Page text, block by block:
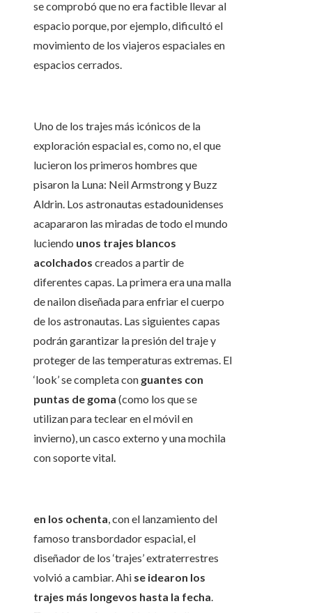
se comprobó que no era factible llevar al
espacio porque, por ejemplo, dificultó el
movimiento de los viajeros espaciales en
espacios cerrados.
Uno de los trajes más icónicos de la
exploración espacial es, como no, el que
lucieron los primeros hombres que
pisaron la Luna: Neil Armstrong y Buzz
Aldrin. Los astronautas estadounidenses
acapararon las miradas de todo el mundo
luciendo unos trajes blancos
acolchados creados a partir de
diferentes capas. La primera era una malla
de nailon diseñada para enfriar el cuerpo
de los astronautas. Las siguientes capas
podrán garantizar la presión del traje y
proteger de las temperaturas extremas. El
‘look’ se completa con guantes con
puntas de goma (como los que se
utilizan para teclear en el móvil en
invierno), un casco externo y una mochila
con soporte vital.
en los ochenta, con el lanzamiento del
famoso transbordador espacial, el
diseñador de los ‘trajes’ extraterrestres
volvió a cambiar. Ahi se idearon los
trajes más longevos hasta la fecha.